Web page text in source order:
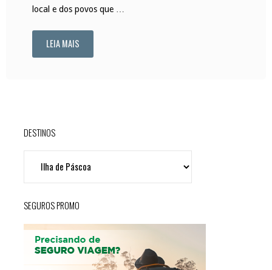
local e dos povos que …
LEIA MAIS"A
DESTINOS
SEGUROS PROMO